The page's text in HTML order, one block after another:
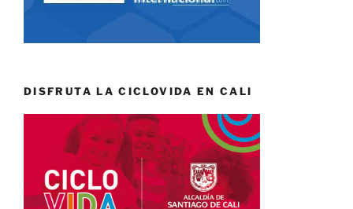
DISFRUTA LA CICLOVIDA EN CALI